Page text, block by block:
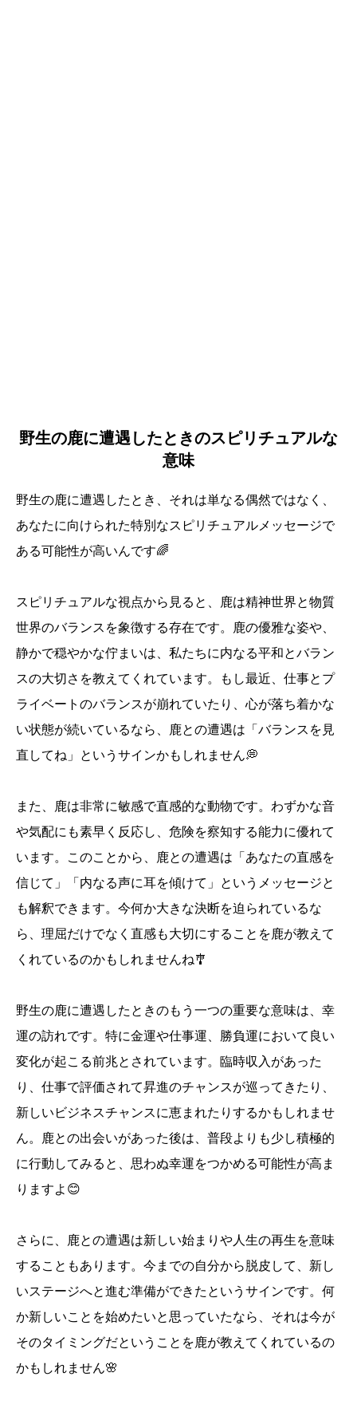
野生の鹿に遭遇したときのスピリチュアルな
意味
野生の鹿に遭遇したとき、それは単なる偶然ではなく、
あなたに向けられた特別なスピリチュアルメッセージで
ある可能性が高いんです🌈
スピリチュアルな視点から見ると、鹿は精神世界と物質
世界のバランスを象徴する存在です。鹿の優雅な姿や、
静かで穏やかな佇まいは、私たちに内なる平和とバラン
スの大切さを教えてくれています。もし最近、仕事とプ
ライベートのバランスが崩れていたり、心が落ち着かな
い状態が続いているなら、鹿との遭遇は「バランスを見
直してね」というサインかもしれません💭
また、鹿は非常に敏感で直感的な動物です。わずかな音
や気配にも素早く反応し、危険を察知する能力に優れて
います。このことから、鹿との遭遇は「あなたの直感を
信じて」「内なる声に耳を傾けて」というメッセージと
も解釈できます。今何か大きな決断を迫られているな
ら、理屈だけでなく直感も大切にすることを鹿が教えて
くれているのかもしれませんね🎐
野生の鹿に遭遇したときのもう一つの重要な意味は、幸
運の訪れです。特に金運や仕事運、勝負運において良い
変化が起こる前兆とされています。臨時収入があった
り、仕事で評価されて昇進のチャンスが巡ってきたり、
新しいビジネスチャンスに恵まれたりするかもしれませ
ん。鹿との出会いがあった後は、普段よりも少し積極的
に行動してみると、思わぬ幸運をつかめる可能性が高ま
りますよ😊
さらに、鹿との遭遇は新しい始まりや人生の再生を意味
することもあります。今までの自分から脱皮して、新し
いステージへと進む準備ができたというサインです。何
か新しいことを始めたいと思っていたなら、それは今が
そのタイミングだということを鹿が教えてくれているの
かもしれません🌸